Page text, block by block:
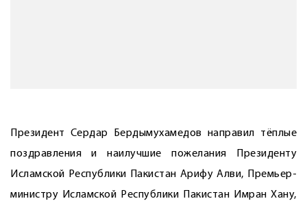
Президент Сердар Бердымухамедов направил тёплые
поздравления и наилучшие пожелания Президенту
Исламской Республики Пакистан Арифу Алви, Премьер-
министру Исламской Республики Пакистан Имран Хану,